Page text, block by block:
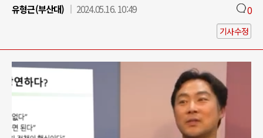
유형근(부산대)
2024.05.16. 10:49 0
기사수정